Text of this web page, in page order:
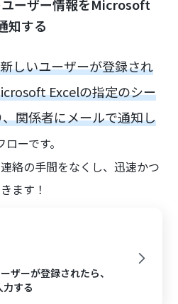
ーザー情報をMicrosoft
知する
しいユーザーが登録され
Excelの指定のシー
関係者にメールで通知し
ーです。
絡の手間をなくし、迅速かつ
ます！
ーが登録されたら、
する